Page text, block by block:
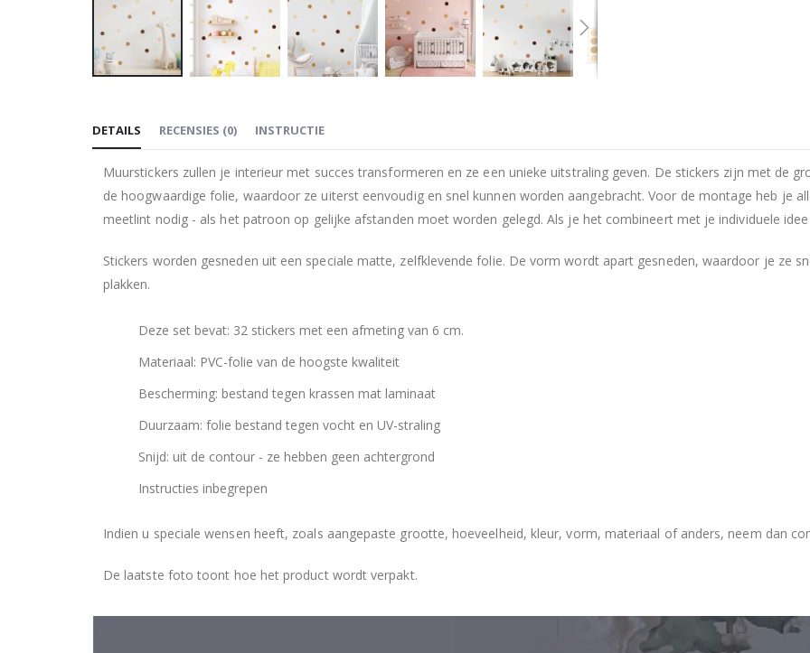
het
van
de
afbeeldingen-
DETAILS
Muurstickers zullen je interieur met succes transformeren en ze een unieke uitstraling geven. De stickers zijn met de
de hoogwaardige folie, waardoor ze uiterst eenvoudig en snel kunnen worden aangebracht. Voor de montage heb je
meetlint nodig - als het patroon op gelijke afstanden moet worden gelegd. Als je het combineert met je individuele
Stickers worden gesneden uit een speciale matte, zelfklevende folie. De vorm wordt apart gesneden, waardoor je ze
plakken.
Deze set bevat: 32 stickers met een afmeting van 6 cm.
Materiaal: PVC-folie van de hoogste kwaliteit
Bescherming: bestand tegen krassen mat laminaat
Duurzaam: folie bestand tegen vocht en UV-straling
Snijd: uit de contour - ze hebben geen achtergrond
Instructies inbegrepen
Indien u speciale wensen heeft, zoals aangepaste grootte, hoeveelheid, kleur, vorm, materiaal of anders, neem dan
De laatste foto toont hoe het product wordt verpakt.
RECENSIES (0) INSTRUCTIE